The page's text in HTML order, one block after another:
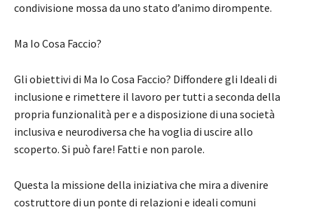
condivisione mossa da uno stato d’animo dirompente.
Ma Io Cosa Faccio?
Gli obiettivi di Ma Io Cosa Faccio? Diffondere gli Ideali di
inclusione e rimettere il lavoro per tutti a seconda della
propria funzionalità per e a disposizione di una società
inclusiva e neurodiversa che ha voglia di uscire allo
scoperto. Si può fare! Fatti e non parole.
Questa la missione della iniziativa che mira a divenire
costruttore di un ponte di relazioni e ideali comuni